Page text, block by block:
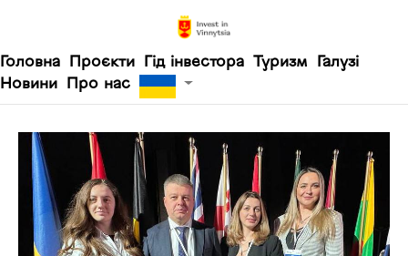
Головна Проєкти Гід інвестора Туризм
Галузі
Новини
Про нас